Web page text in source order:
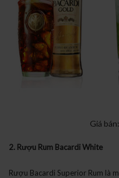
Giá
2. Rượu Rum Bacardi White
Rượu Bacardi Superior Rum là